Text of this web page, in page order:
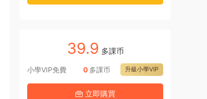
39.9 多課币
小學VIP免費 升級小學VIP
0 多課币
立即購買